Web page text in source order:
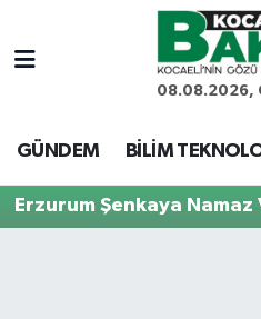
08.08.2026,
GÜNDEM BİLİM
Erzurum Şenkaya
Kocaeli Nöbetçi
Kocaeli Hava Durumu
Kocaeli Trafik